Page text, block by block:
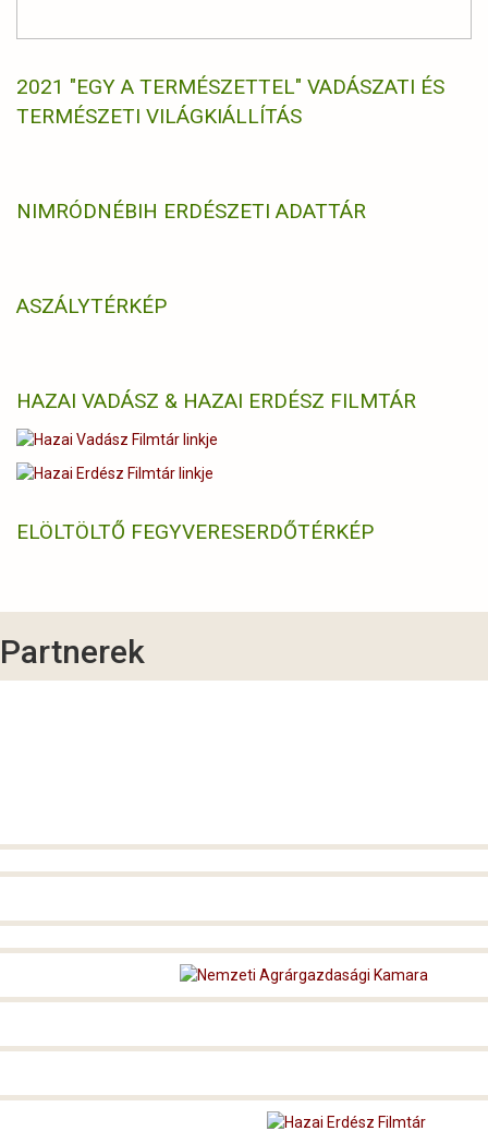
2021 "EGY A TERMÉSZETTEL" VADÁSZATI ÉS
TERMÉSZETI VILÁGKIÁLLÍTÁS
NIMRÓDNÉBIH ERDÉSZETI ADATTÁR
ASZÁLYTÉRKÉP
HAZAI VADÁSZ & HAZAI ERDÉSZ FILMTÁR
ELÖLTÖLTŐ FEGYVERESERDŐTÉRKÉP
Partnerek